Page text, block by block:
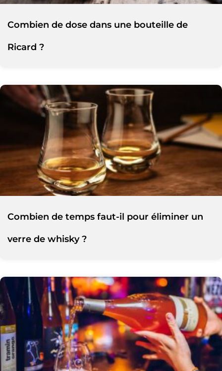
Combien de dose dans une bouteille de
Ricard ?
Combien de temps faut-il pour éliminer un
verre de whisky ?